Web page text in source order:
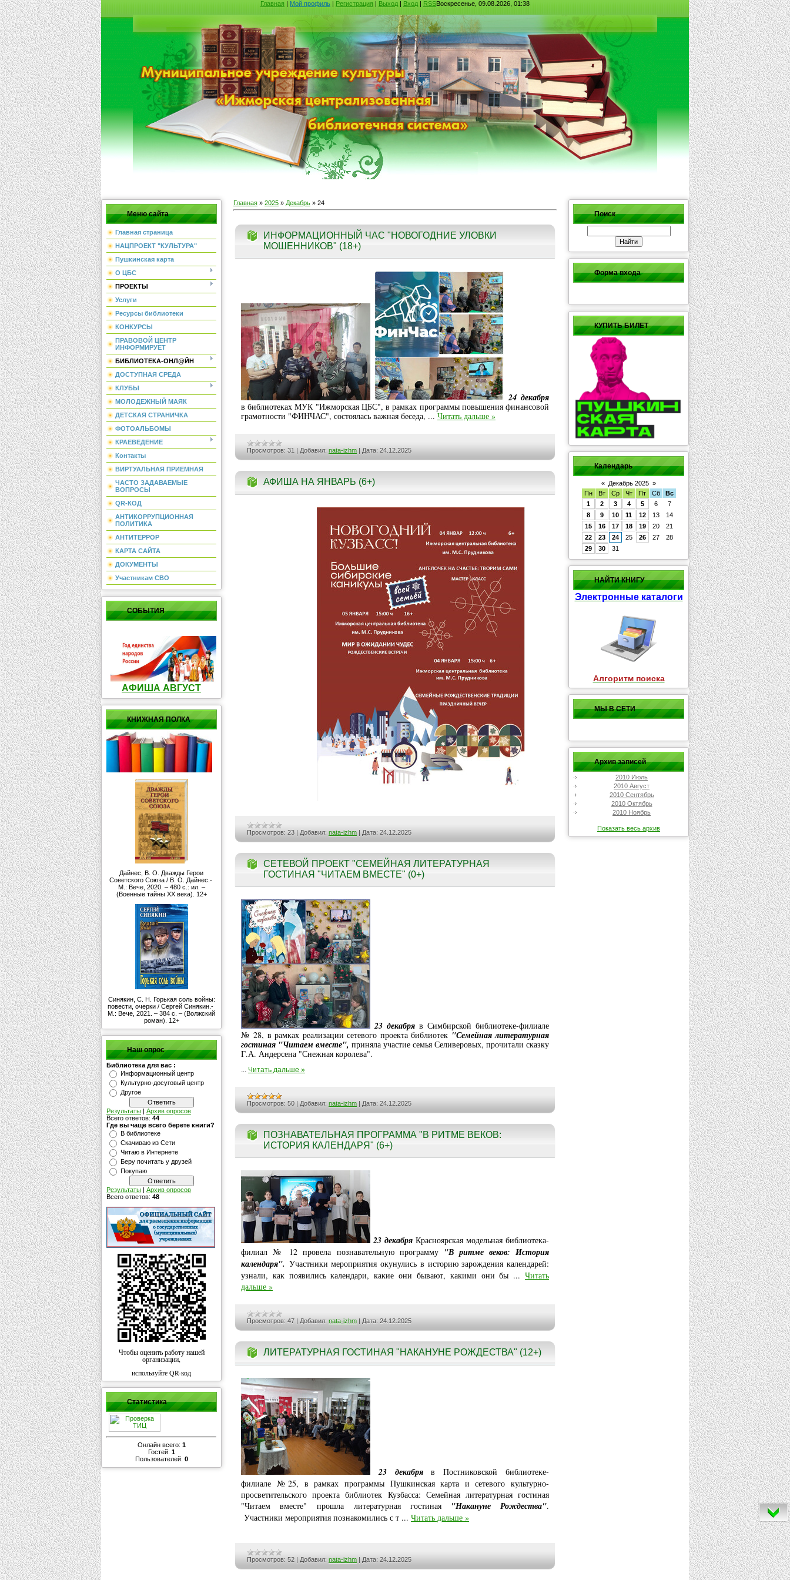
Главная | Мой профиль | Регистрация | Выход | Вход | RSSВоскресенье, 09.08.2026, 01:38
Меню сайта
Главная страница
НАЦПРОЕКТ "КУЛЬТУРА"
Пушкинская карта
О ЦБС
ПРОЕКТЫ
Услуги
Ресурсы библиотеки
КОНКУРСЫ
ПРАВОВОЙ ЦЕНТР
ИНФОРМИРУЕТ
БИБЛИОТЕКА-ОНЛ@ЙН
ДОСТУПНАЯ СРЕДА
КЛУБЫ
МОЛОДЕЖНЫЙ МАЯК
ДЕТСКАЯ СТРАНИЧКА
ФОТОАЛЬБОМЫ
КРАЕВЕДЕНИЕ
Контакты
ВИРТУАЛЬНАЯ ПРИЕМНАЯ
ЧАСТО ЗАДАВАЕМЫЕ
ВОПРОСЫ
QR-КОД
АНТИКОРРУПЦИОННАЯ
ПОЛИТИКА
АНТИТЕРРОР
КАРТА САЙТА
ДОКУМЕНТЫ
Участникам СВО
СОБЫТИЯ
АФИША АВГУСТ
КНИЖНАЯ ПОЛКА
Дайнес, В. О. Дважды Герои
Советского Союза / В. О. Дайнес.-
М.: Вече, 2020. – 480 с.: ил. –
(Военные тайны ХХ века). 12+
Синякин, С. Н. Горькая соль войны:
повести, очерки / Сергей Синякин.-
М.: Вече, 2021. – 384 с. – (Волжский
роман). 12+
Наш опрос
Библиотека для вас :
Информационный центр
Культурно-досуговый центр
Другое
Результаты | Архив опросов
Всего ответов: 44
Где вы чаще всего берете книги?
В библиотеке
Скачиваю из Сети
Читаю в Интернете
Беру почитать у друзей
Покупаю
Результаты | Архив опросов
Всего ответов: 48
Чтобы оценить работу нашей
организации,
используйте QR-код
Статистика
Онлайн всего: 1
Гостей: 1
Пользователей: 0
Главная » 2025 » Декабрь » 24
ИНФОРМАЦИОННЫЙ ЧАС "НОВОГОДНИЕ УЛОВКИ
МОШЕННИКОВ" (18+)
24 декабря
в библиотеках МУК "Ижморская ЦБС", в рамках программы повышения финансовой
грамотности "ФИНЧАС", состоялась важная беседа, ... Читать дальше »
Просмотров: 31 Добавил: nata-izhm Дата: 24.12.2025
АФИША НА ЯНВАРЬ (6+)
Просмотров: 23 Добавил: nata-izhm Дата: 24.12.2025
СЕТЕВОЙ ПРОЕКТ "СЕМЕЙНАЯ ЛИТЕРАТУРНАЯ
ГОСТИНАЯ "ЧИТАЕМ ВМЕСТЕ" (0+)
23 декабря в Симбирской библиотеке-филиале
№ 28, в рамках реализации сетевого проекта библиотек "Семейная литературная
гостиная "Читаем вместе", приняла участие семья Селиверовых, прочитали сказку
Г.А. Андерсена "Снежная королева".
... Читать дальше »
Просмотров: 50 Добавил: nata-izhm Дата: 24.12.2025
ПОЗНАВАТЕЛЬНАЯ ПРОГРАММА "В РИТМЕ ВЕКОВ:
ИСТОРИЯ КАЛЕНДАРЯ" (6+)
23 декабря Красноярская модельная библиотека-
филиал № 12 провела познавательную программу "В ритме веков: История
календаря". Участники мероприятия окунулись в историю зарождения календарей:
узнали, как появились календари, какие они бывают, какими они бы ...Читать
дальше »
Просмотров: 47 Добавил: nata-izhm Дата: 24.12.2025
ЛИТЕРАТУРНАЯ ГОСТИНАЯ "НАКАНУНЕ РОЖДЕСТВА" (12+)
23 декабряв Постниковской библиотеке-
филиале №25, в рамках программы Пушкинская карта и сетевого культурно-
просветительского проекта библиотек Кузбасса: Семейная литературная гостиная
"Читаем вместе" прошла литературная гостиная
"Накануне Рождества".
Участники мероприятия познакомились с т ... Читать дальше »
Просмотров: 52 Добавил: nata-izhm Дата: 24.12.2025
Поиск
Форма входа
КУПИТЬ БИЛЕТ
Календарь
« Декабрь 2025 »
Пн
Вт Ср Чт Пт Сб
Вс
1
2 3 4 5 6
7
8
9 10 11 12 13
14
15
16 17 18 19 20
21
22
23 24 25 26 27
28
29
30 31
НАЙТИ КНИГУ
Электронные каталоги
Алгоритм поиска
МЫ В СЕТИ
Архив записей
2010 Июль
2010 Август
2010 Сентябрь
2010 Октябрь
2010 Ноябрь
Показать весь архив